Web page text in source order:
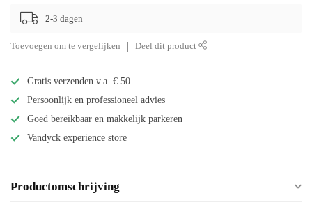
2-3 dagen
Toevoegen om te vergelijken Deel dit product
Gratis verzenden v.a. € 50
Persoonlijk en professioneel advies
Goed bereikbaar en makkelijk parkeren
Vandyck experience store
Productomschrijving